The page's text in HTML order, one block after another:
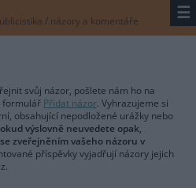
/ názory a komentáře ☰
svůj názor, pošlete nám ho na
formulář Přidat názor. Vyhrazujeme si
obsahující nepodložené urážky nebo
výslovně neuvedete opak,
zveřejněním vašeho názoru v
příspěvky vyjadřují názory jejich